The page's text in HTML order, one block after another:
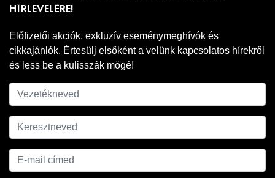
HÍRLEVELÉRE!
Előfizetői akciók, exkluzív eseménymeghívók és
cikkajánlók. Értesülj elsőként a velünk kapcsolatos hírekről
és less be a kulisszák mögé!